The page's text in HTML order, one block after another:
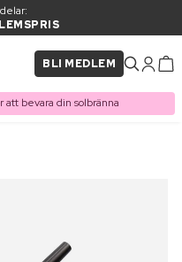
BLI MEDLEM
bevara din solbränna